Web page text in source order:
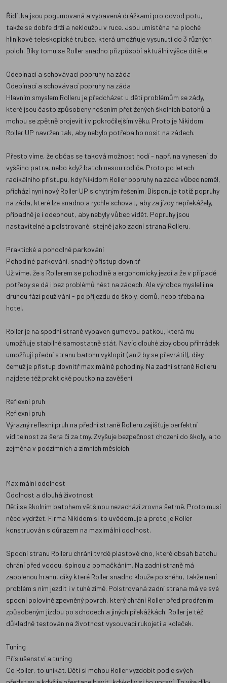
Řídítka jsou pogumovaná a vybavená drážkami pro odvod potu,
takže se dobře drží a nekloužou v ruce. Jsou umístěna na ploché
hliníkové teleskopické trubce, která umožňuje vysunutí do 3 různých
poloh. Díky tomu se Roller snadno přizpůsobí aktuální výšce dítěte.
Odepínací a schovávací popruhy na záda
Odepínací a schovávací popruhy na záda
Hlavním smyslem Rolleru je předcházet u dětí problémům se zády,
které jsou často způsobeny nošením přetížených školních batohů a
mohou se zpětně projevit i v pokročilejším věku. Proto je Nikidom
Roller UP navržen tak, aby nebylo potřeba ho nosit na zádech.
Přesto víme, že občas se taková možnost hodí - např. na vynesení do
vyššího patra, nebo když batoh nesou rodiče. Proto po letech
radikálního přístupu, kdy Nikidom Roller popruhy na záda vůbec neměl,
přichází nyní nový Roller UP s chytrým řešením. Disponuje totiž popruhy
na záda, které lze snadno a rychle schovat, aby za jízdy nepřekážely,
případně je i odepnout, aby nebyly vůbec vidět. Popruhy jsou
nastavitelné a polstrované, stejně jako zadní strana Rolleru.
Praktické a pohodlné parkování
Pohodlné parkování, snadný přístup dovnitř
Už víme, že s Rollerem se pohodlně a ergonomicky jezdí a že v případě
potřeby se dá i bez problémů nést na zádech. Ale výrobce myslel i na
druhou fázi používání - po příjezdu do školy, domů, nebo třeba na
hotel.
Roller je na spodní straně vybaven gumovou patkou, která mu
umožňuje stabilně samostatně stát. Navíc dlouhé zipy obou přihrádek
umožňují přední stranu batohu vyklopit (aniž by se převrátil), díky
čemuž je přístup dovnitř maximálně pohodlný. Na zadní straně Rolleru
najdete též praktické poutko na zavěšení.
Reflexní pruh
Reflexní pruh
Výrazný reflexní pruh na přední straně Rolleru zajišťuje perfektní
viditelnost za šera či za tmy. Zvyšuje bezpečnost chození do školy, a to
zejména v podzimních a zimních měsících.
Maximální odolnost
Odolnost a dlouhá životnost
Děti se školním batohem většinou nezachází zrovna šetrně. Proto musí
něco vydržet. Firma Nikidom si to uvědomuje a proto je Roller
konstruován s důrazem na maximální odolnost.
Spodní stranu Rolleru chrání tvrdé plastové dno, které obsah batohu
chrání před vodou, špínou a pomačkáním. Na zadní straně má
zaoblenou hranu, díky které Roller snadno klouže po sněhu, takže není
problém s ním jezdit i v tuhé zimě. Polstrovaná zadní strana má ve své
spodní polovině zpevněný povrch, který chrání Roller před prodřením
způsobeným jízdou po schodech a jiných překážkách. Roller je též
důkladně testován na životnost vysouvací rukojeti a koleček.
Tuning
Příslušenství a tuning
Co Roller, to unikát. Děti si mohou Roller vyzdobit podle svých